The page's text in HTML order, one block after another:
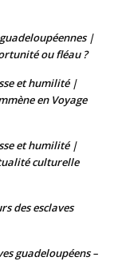
|
ou fléau ?
et humilité |
en Voyage
et humilité |
culturelle
des esclaves
guadeloupéens –